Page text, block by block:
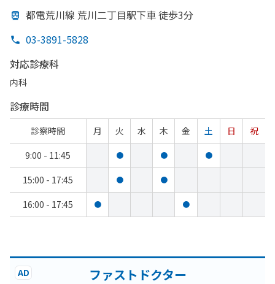
都電荒川線 荒川二丁目駅下車 徒歩3分
03-3891-5828
対応診療科
内科
診療時間
診察時間 月 火 水 木 金 土 日
祝
9:00 - 11:45
● ● ●
15:00 - 17:45 ● ●
16:00 - 17:45 ● ●
AD ファストドクター